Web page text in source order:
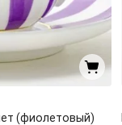
(фиолетовый)